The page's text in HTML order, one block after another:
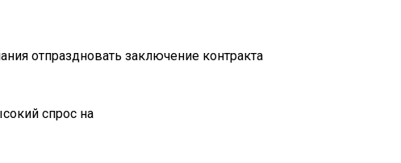
отпраздновать заключение контракта
спрос на